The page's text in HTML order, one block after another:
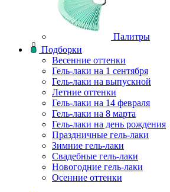
Палитры
Подборки
Весенние оттенки
Гель-лаки на 1 сентября
Гель-лаки на выпускной
Летние оттенки
Гель-лаки на 14 февраля
Гель-лаки на 8 марта
Гель-лаки на день рождения
Праздничные гель-лаки
Зимние гель-лаки
Свадебные гель-лаки
Новогодние гель-лаки
Осенние оттенки